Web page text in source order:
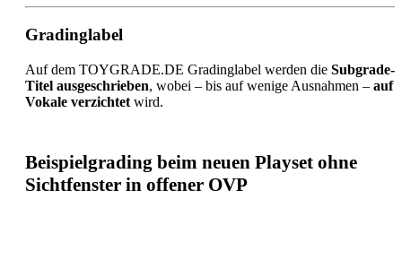
Gradinglabel
Auf dem TOYGRADE.DE Gradinglabel werden die Subgrade-
Titel ausgeschrieben, wobei – bis auf wenige Ausnahmen – auf
Vokale verzichtet wird.
Beispielgrading beim neuen Playset ohne
Sichtfenster in offener OVP